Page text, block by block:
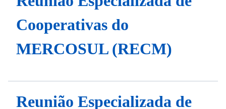
Cooperativas do
MERCOSUL (RECM)
Reunião Especializada de